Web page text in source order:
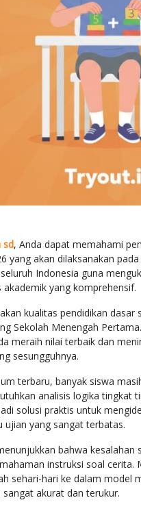
sd, Anda dapat memahami
yang akan dilaksanakan
Indonesia guna
yang komprehensif.
kualitas pendidikan
Sekolah Menengah
meraih nilai terbaik dan
sesungguhnya.
terbaru, banyak siswa
analisis logika tingkat
solusi praktis untuk
ujian yang sangat terbatas.
bahwa
instruksi soal cerita.
sehari-hari ke dalam model
akurat dan terukur.